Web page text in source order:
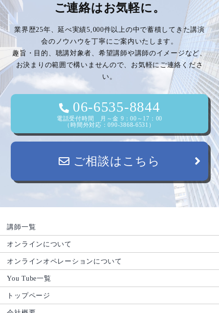
ご連絡はお気軽に。
業界歴25年、延べ実績5,000件以上の中で蓄積してきた講演
会のノウハウを丁寧にご案内いたします。
趣旨・目的、聴講対象者、希望講師や講師のイメージなど、
お決まりの範囲で構いませんので、お気軽にご連絡くださ
い。
06-6535-8844
電話受付時間 月～金 9：00～17：00
（時間外対応：090-3868-6531）
ご相談はこちら
講師一覧
オンラインについて
オンラインオペレーションについて
You Tube一覧
トップページ